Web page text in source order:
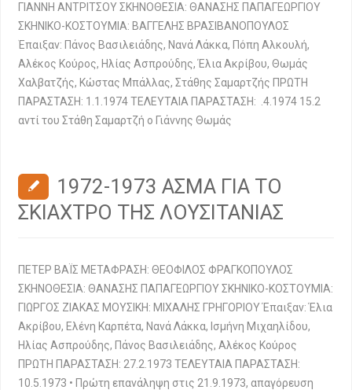
ΓΙΑΝΝΗ ΑΝΤΡΙΤΣΟΥ ΣΚΗΝΟΘΕΣΙΑ: ΘΑΝΑΣΗΣ ΠΑΠΑΓΕΩΡΓΙΟΥ
ΣΚΗΝΙΚΟ-ΚΟΣΤΟΥΜΙΑ: ΒΑΓΓΕΛΗΣ ΒΡΑΣΙΒΑΝΟΠΟΥΛΟΣ
Έπαιξαν: Πάνος Βασιλειάδης, Νανά Λάκκα, Πόπη Αλκουλή,
Αλέκος Κούρος, Ηλίας Ασπρούδης, Έλια Ακρίβου, Θωμάς
Χαλβατζής, Κώστας Μπάλλας, Στάθης Σαμαρτζής ΠΡΩΤΗ
ΠΑΡΑΣΤΑΣΗ: 1.1.1974 ΤΕΛΕΥΤΑΙΑ ΠΑΡΑΣΤΑΣΗ: .4.1974 15.2
αντί του Στάθη Σαμαρτζή ο Γιάννης Θωμάς
1972-1973 ΑΣΜΑ ΓΙΑ ΤΟ
ΣΚΙΑΧΤΡΟ ΤΗΣ ΛΟΥΣΙΤΑΝΙΑΣ
ΠΕΤΕΡ ΒΑΪΣ ΜΕΤΑΦΡΑΣΗ: ΘΕΟΦΙΛΟΣ ΦΡΑΓΚΟΠΟΥΛΟΣ
ΣΚΗΝΟΘΕΣΙΑ: ΘΑΝΑΣΗΣ ΠΑΠΑΓΕΩΡΓΙΟΥ ΣΚΗΝΙΚΟ-ΚΟΣΤΟΥΜΙΑ:
ΓΙΩΡΓΟΣ ΖΙΑΚΑΣ ΜΟΥΣΙΚΗ: ΜΙΧΑΛΗΣ ΓΡΗΓΟΡΙΟΥ Έπαιξαν: Έλια
Ακρίβου, Ελένη Καρπέτα, Νανά Λάκκα, Ισμήνη Μιχαηλίδου,
Ηλίας Ασπρούδης, Πάνος Βασιλειάδης, Αλέκος Κούρος
ΠΡΩΤΗ ΠΑΡΑΣΤΑΣΗ: 27.2.1973 ΤΕΛΕΥΤΑΙΑ ΠΑΡΑΣΤΑΣΗ:
10.5.1973 • Πρώτη επανάληψη στις 21.9.1973, απαγόρευση